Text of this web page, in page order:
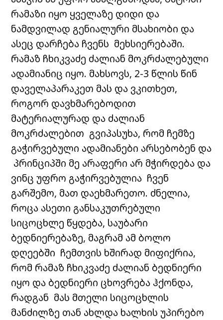
რამაზი იყო ყველაზე დიდი და
ნამდვილად გენიალური მსახიობი და
ასეც დარჩება ჩვენს მეხსიერებაში.
რამაზ ჩხიკვაძე ძალიან მოკრძალებული
ადამიანიც იყო. მახსოვს, 2-3 წლის წინ
დაველაპარაკეთ მას და ვკითხეთ,
როგორ დავხმარებოდით
მატერიალურად და ძალიან
მოკრძალებით გვიპასუხა, რომ ჩემზე
გაჭირვებული ადამიანები არსებობენ და
პრინციპში მე არაფერი არ მჭირდება და
ვინც უფრო გაჭირვებულია ჩვენ
გარშემო, მათ დაეხმარეთო. ძნელია,
როცა ასეთი განსაკუთრებული
სიცოცხლე წყდება, საუბარი
ბედნიერებაზე, მაგრამ ამ ბოლო
დღეებში ჩემთვის ხშირად მიფიქრია,
რომ რამაზ ჩხიკვაძე ძალიან ბედნიერი
იყო და ბედნიერი ცხოვრება ჰქონდა,
რადგან მას მთელი სიცოცხლის
მანძილზე თან ახლდა ხალხის უპირებო